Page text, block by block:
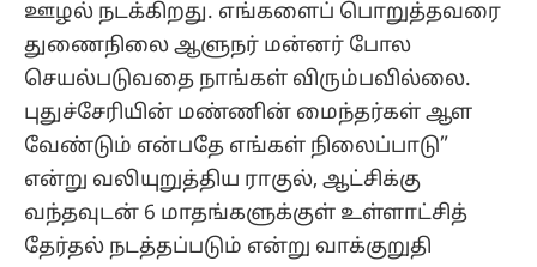
ஊழல் நடக்கிறது. எங்களைப் பொறுத்தவரை
துணைநிலை ஆளுநர் மன்னர் போல
செயல்படுவதை நாங்கள் விரும்பவில்லை.
புதுச்சேரியின் மண்ணின் மைந்தர்கள் ஆள
வேண்டும் என்பதே எங்கள் நிலைப்பாடு”
என்று வலியுறுத்திய ராகுல், ஆட்சிக்கு
வந்தவுடன் 6 மாதங்களுக்குள் உள்ளாட்சித்
தேர்தல் நடத்தப்படும் என்று வாக்குறுதி